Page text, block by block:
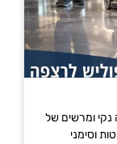
נקי ומרשים של
וסימני